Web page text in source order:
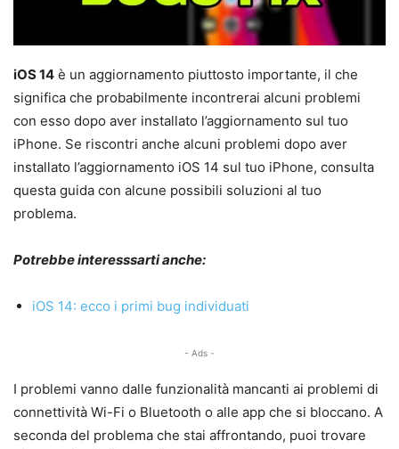
iOS 14 è un aggiornamento piuttosto importante, il che
significa che probabilmente incontrerai alcuni problemi
con esso dopo aver installato l’aggiornamento sul tuo
iPhone. Se riscontri anche alcuni problemi dopo aver
installato l’aggiornamento iOS 14 sul tuo iPhone, consulta
questa guida con alcune possibili soluzioni al tuo
problema.
Potrebbe interesssarti anche:
iOS 14: ecco i primi bug individuati
- Ads -
I problemi vanno dalle funzionalità mancanti ai problemi di
connettività Wi-Fi o Bluetooth o alle app che si bloccano. A
seconda del problema che stai affrontando, puoi trovare